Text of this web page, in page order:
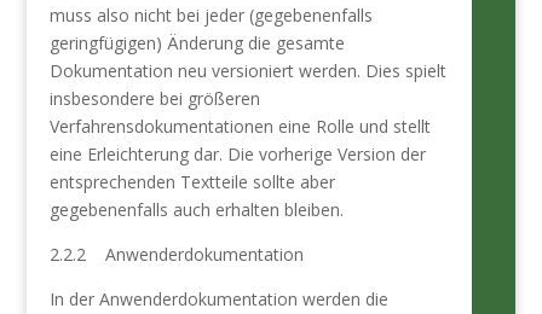
muss also nicht bei jeder (gegebenenfalls
geringfügigen) Änderung die gesamte
Dokumentation neu versioniert werden. Dies spielt
insbesondere bei größeren
Verfahrensdokumentationen eine Rolle und stellt
eine Erleichterung dar. Die vorherige Version der
entsprechenden Textteile sollte aber
gegebenenfalls auch erhalten bleiben.
2.2.2 Anwenderdokumentation
In der Anwenderdokumentation werden die